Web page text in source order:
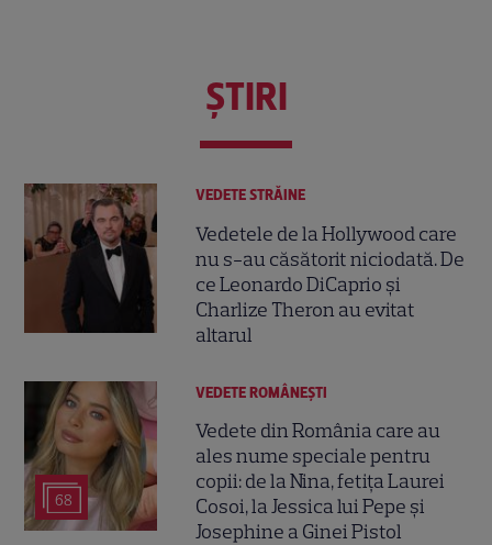
ŞTIRI
VEDETE STRĂINE
Vedetele de la Hollywood care
nu s-au căsătorit niciodată. De
ce Leonardo DiCaprio și
Charlize Theron au evitat
altarul
68
VEDETE ROMÂNEŞTI
Vedete din România care au
ales nume speciale pentru
copii: de la Nina, fetița Laurei
Cosoi, la Jessica lui Pepe și
Josephine a Ginei Pistol